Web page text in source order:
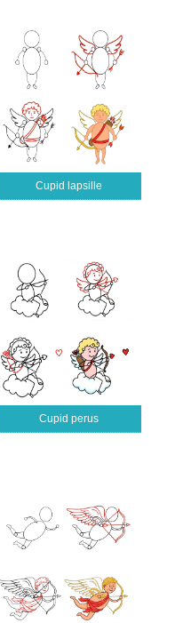
Cupid lapsille
Cupid perus